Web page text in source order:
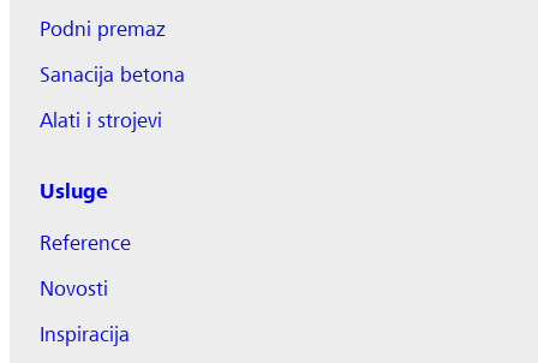
Podni premaz
Sanacija betona
Alati i strojevi
Usluge
Reference
Novosti
Inspiracija